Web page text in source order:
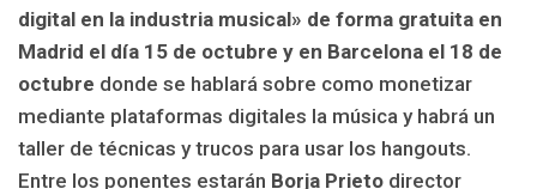
digital en la industria musical» de forma gratuita en
Madrid el día 15 de octubre y en Barcelona el 18 de
octubre donde se hablará sobre como monetizar
mediante plataformas digitales la música y habrá un
taller de técnicas y trucos para usar los hangouts.
Entre los ponentes estarán Borja Prieto director